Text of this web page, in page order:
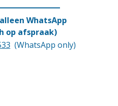
WhatsApp
op afspraak)
(WhatsApp only)